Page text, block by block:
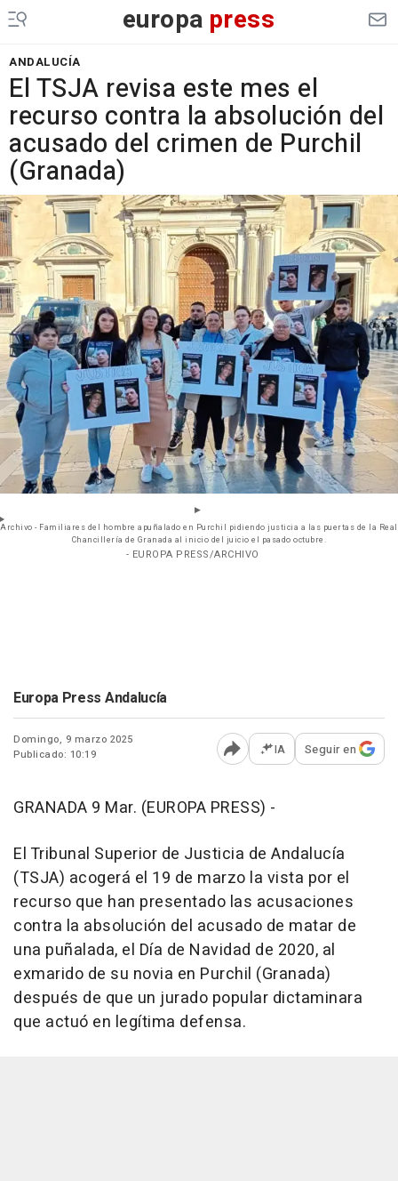
europa press
ANDALUCÍA
El TSJA revisa este mes el
recurso contra la absolución del
acusado del crimen de Purchil
(Granada)
Archivo - Familiares del hombre apuñalado en Purchil pidiendo justicia a las puertas de la Real
Chancillería de Granada al inicio del juicio el pasado octubre.
- EUROPA PRESS/ARCHIVO
Europa Press Andalucía
Domingo, 9 marzo 2025
Publicado: 10:19
Abrir opciones para
IA Seguir en
GRANADA 9 Mar. (EUROPA PRESS) -
El Tribunal Superior de Justicia de Andalucía
(TSJA) acogerá el 19 de marzo la vista por el
recurso que han presentado las acusaciones
contra la absolución del acusado de matar de
una puñalada, el Día de Navidad de 2020, al
exmarido de su novia en Purchil (Granada)
después de que un jurado popular dictaminara
que actuó en legítima defensa.